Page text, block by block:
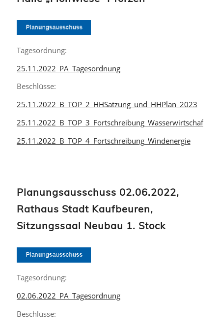
Tagesordnung:
25.11.2022_PA_Tagesordnung
Beschlüsse:
25.11.2022_B_TOP_2_HHSatzung_und_HHPlan_2023
25.11.2022_B_TOP_3_Fortschreibung_Wasserwirtschaft
25.11.2022_B_TOP_4_Fortschreibung_Windenergie
Planungsausschuss 02.06.2022,
Rathaus Stadt Kaufbeuren,
Sitzungssaal Neubau 1. Stock
Tagesordnung:
02.06.2022_PA_Tagesordnung
Beschlüsse: